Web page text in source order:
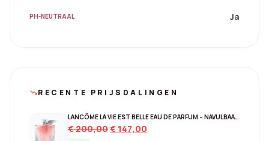
PH-NEUTRAAL Ja
trending_downRECENTE PRIJSDALINGEN
LANCÔME LA VIE EST BELLE EAU DE PARFUM – NAVULBAAR 150 ML
€200,00Original
€ 147,00